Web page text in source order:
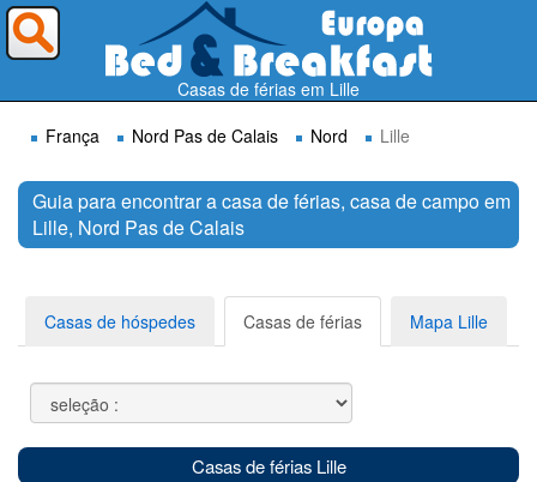
Casas de férias em Lille
França
Nord Pas de Calais Nord Lille
Guia para encontrar a casa de férias, casa de campo em
Lille, Nord Pas de Calais
Casas de hóspedes Casas de férias Mapa Lille
Casas de férias Lille
Para onde deseja ir ?